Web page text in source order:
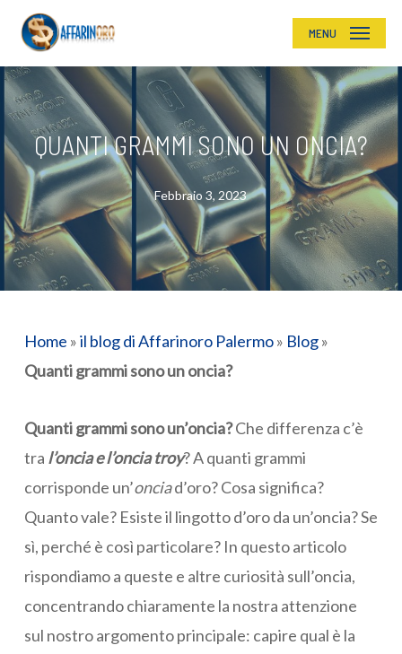
Skip
main
content
MENU
QUANTI GRAMMI SONO UN ONCIA?
Febbraio 3, 2023
Home »il blog di Affarinoro Palermo» Blog»
Quanti grammi sono un oncia?
Quanti grammi sono un’oncia?Che differenza c’è
tra l’oncia e l’oncia troy? A quanti grammi
corrisponde un’onciad’oro? Cosa significa?
Quanto vale? Esiste il lingotto d’oro da un’oncia? Se
sì, perché è così particolare? In questo articolo
rispondiamo a queste e altre curiosità sull’oncia,
concentrando chiaramente la nostra attenzione
sul nostro argomento principale: capire qual è la